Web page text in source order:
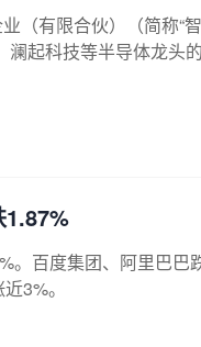
（有限合伙）（简称“
起科技等半导体龙头
百度集团、阿里巴
3%。